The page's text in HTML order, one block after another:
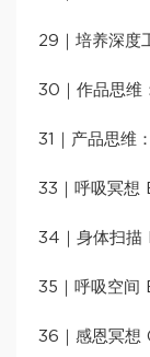
29｜培养深度
30｜作品思维
31｜产品思维
33｜呼吸冥
34｜身体扫
35｜呼吸空
36｜感恩冥